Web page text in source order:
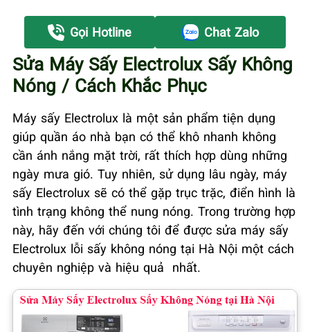
Gọi Hotline Chat Zalo
Sửa Máy Sấy Electrolux Sấy Không
Nóng / Cách Khắc Phục
Máy sấy Electrolux là một sản phẩm tiện dụng
giúp quần áo nhà bạn có thể khô nhanh không
cần ánh nắng mặt trời, rất thích hợp dùng những
ngày mưa gió. Tuy nhiên, sử dụng lâu ngày, máy
sấy Electrolux sẽ có thể gặp trục trặc, điển hình là
tình trạng không thể nung nóng. Trong trường hợp
này, hãy đến với chúng tôi để được sửa máy sấy
Electrolux lỗi sấy không nóng tại Hà Nội một cách
chuyên nghiệp và hiệu quả nhất.